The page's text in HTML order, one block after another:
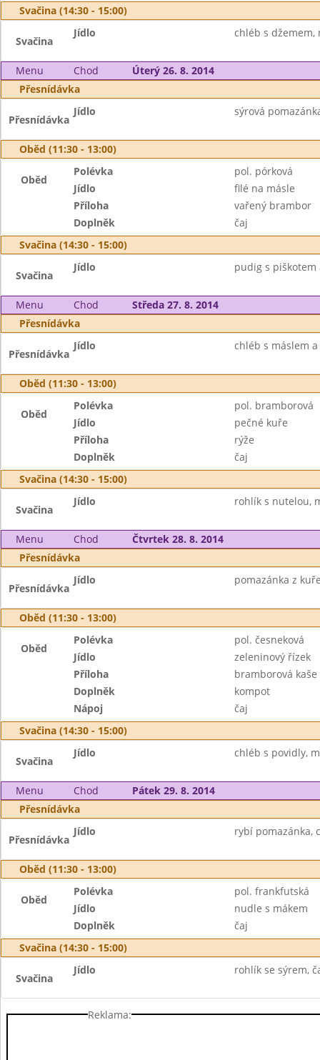
Svačina (14:30 - 15:00)
Svačina
Jídlo chléb s džemem,
Menu Chod
Úterý 26. 8. 2014
Přesnídávka
Přesnídávka
Jídlo sýrová
Oběd (11:30 - 13:00)
Oběd
Polévka
pol. pórková
Jídlo
filé na másle
Příloha
vařený brambor
Doplněk
čaj
Svačina (14:30 - 15:00)
Svačina
Jídlo pudig s piškotem
Menu Chod
Středa 27. 8. 2014
Přesnídávka
Přesnídávka
Jídlo chléb s máslem
Oběd (11:30 - 13:00)
Oběd
Polévka
pol. bramborová
Jídlo
pečné kuře
Příloha
rýže
Doplněk
čaj
Svačina (14:30 - 15:00)
Svačina
Jídlo rohlík s nutelou,
Menu Chod
Čtvrtek 28. 8. 2014
Přesnídávka
Přesnídávka
Jídlo pomazánka z
Oběd (11:30 - 13:00)
Oběd
Polévka
pol. česneková
Jídlo
zeleninový řízek
Příloha
bramborová kaše
Doplněk
kompot
Nápoj
čaj
Svačina (14:30 - 15:00)
Svačina
Jídlo chléb s povidly,
Menu Chod
Pátek 29. 8. 2014
Přesnídávka
Přesnídávka
Jídlo rybí pomazánka,
Oběd (11:30 - 13:00)
Oběd
Polévka
pol. frankfutská
Jídlo
nudle s mákem
Doplněk
čaj
Svačina (14:30 - 15:00)
Svačina
Jídlo rohlík se sýrem,
Reklama: